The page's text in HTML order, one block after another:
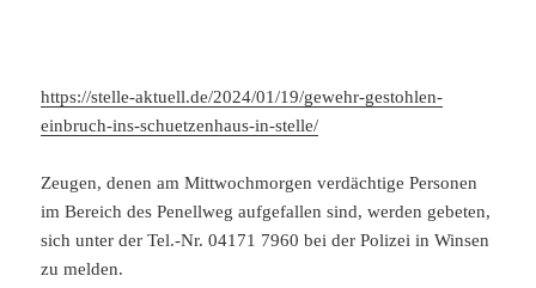
https://stelle-aktuell.de/2024/01/19/gewehr-gestohlen-
einbruch-ins-schuetzenhaus-in-stelle/
Zeugen, denen am Mittwochmorgen verdächtige Personen
im Bereich des Penellweg aufgefallen sind, werden gebeten,
sich unter der Tel.-Nr. 04171 7960 bei der Polizei in Winsen
zu melden.